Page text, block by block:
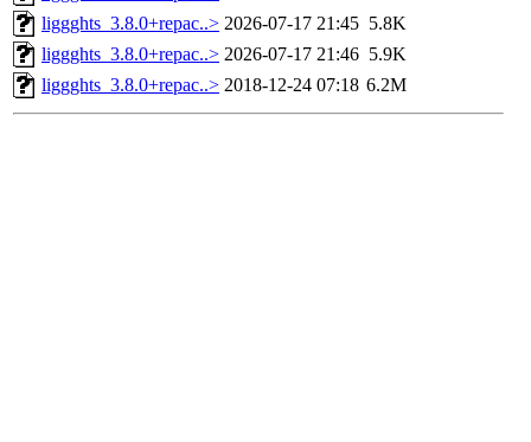
liggghts_3.8.0+repac..> 2026-07-17 21:45 5.8K
liggghts_3.8.0+repac..> 2026-07-17 21:46 5.9K
liggghts_3.8.0+repac..> 2018-12-24 07:18 6.2M